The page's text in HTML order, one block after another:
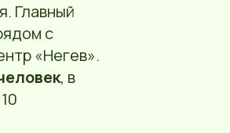
Главный
с
«Негев».
, в